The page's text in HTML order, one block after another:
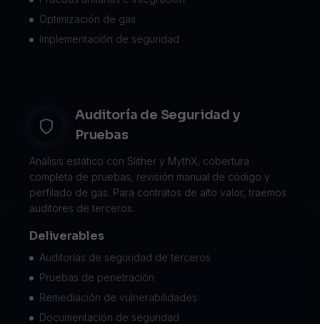
Optimización de gas
Implementación de seguridad
Auditoría de Seguridad y
Pruebas
Análisis estático con Slither y MythX, cobertura
completa de pruebas, revisión manual de código y
perfilado de gas. Para contratos de alto valor, traemos
auditores de terceros.
Deliverables
Auditorías de seguridad de terceros
Pruebas de penetración
Remediación de vulnerabilidades
Documentación de seguridad